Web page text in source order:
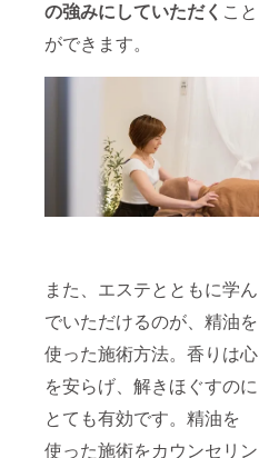
の強みにしていただく こと
ができます。
また、エステとともに学ん
でいただけるのが、精油を
使った施術方法。香りは心
を安らげ、解きほぐすのに
とても有効です。精油を
使った施術をカウンセリン